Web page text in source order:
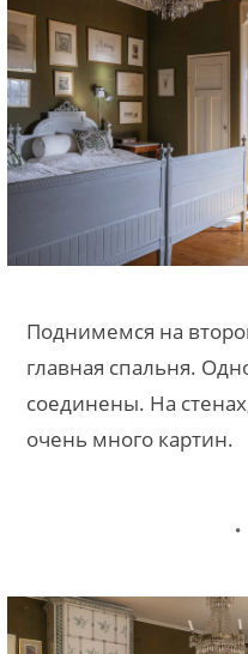
Поднимемся на
главная спальня.
соединены. На
очень много картин.